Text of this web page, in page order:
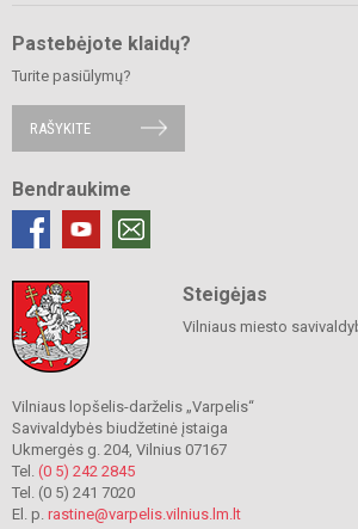
Pastebėjote klaidų?
Turite pasiūlymų?
RAŠYKITE
Bendraukime
Steigėjas
Vilniaus miesto
Vilniaus lopšelis-darželis „Varpelis“
Savivaldybės biudžetinė įstaiga
Ukmergės g. 204, Vilnius 07167
Tel. (0 5) 242 2845
Tel. (0 5) 241 7020
El. p. rastine@varpelis.vilnius.lm.lt